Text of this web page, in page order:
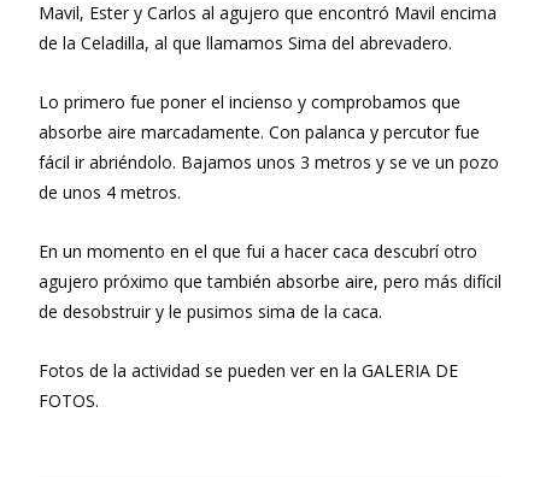
Mavil, Ester y Carlos al agujero que encontró Mavil encima
de la Celadilla, al que llamamos Sima del abrevadero.
Lo primero fue poner el incienso y comprobamos que
absorbe aire marcadamente. Con palanca y percutor fue
fácil ir abriéndolo. Bajamos unos 3 metros y se ve un pozo
de unos 4 metros.
En un momento en el que fui a hacer caca descubrí otro
agujero próximo que también absorbe aire, pero más difícil
de desobstruir y le pusimos sima de la caca.
Fotos de la actividad se pueden ver en la GALERIA DE
FOTOS.